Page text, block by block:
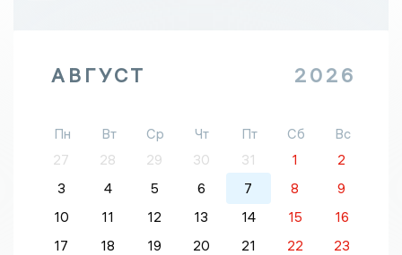
АВГУСТ 2026
Пн Вт Ср Чт Пт Сб
Вс
27
28 29 30 31 1
2
3
4 5 6 7 8
9
10
11 12 13 14 15
16
17
18 19 20 21 22
23